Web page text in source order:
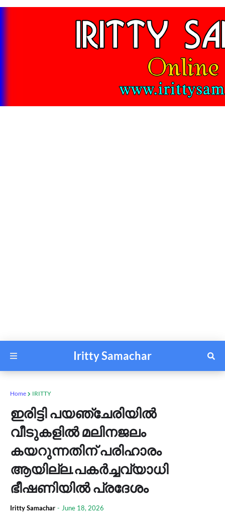
Iritty Samachar
Home IRITTY
ഇരിട്ടി പയഞ്ചേരിയിൽ
വീടുകളിൽ മലിനജലം
കയറുന്നതിന് പരിഹാരം
ആയില്ല.പകർച്ചവ്യാധി
ഭീഷണിയിൽ പ്രദേശം
Iritty Samachar - June 18, 2026